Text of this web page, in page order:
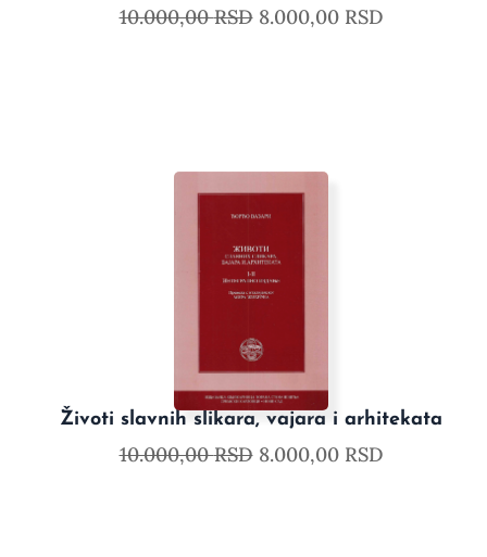
10.000,00RSD 8.000,00 RSD
Životi slavnih slikara, vajara i arhitekata
10.000,00RSD 8.000,00 RSD